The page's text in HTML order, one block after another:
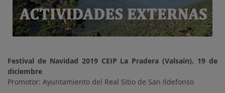
Festival de Navidad 2019 CEIP La Pradera (Valsaín). 19 de
diciembre
Promotor: Ayuntamiento del Real Sitio de San Ildefonso